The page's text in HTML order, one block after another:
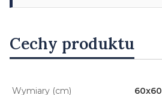
Cechy produktu
Wymiary (cm) 60x60